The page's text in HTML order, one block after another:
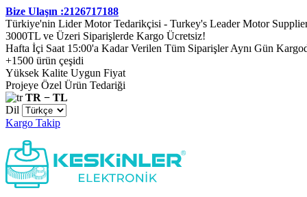
Bize Ulaşın :2126717188
Türkiye'nin Lider Motor Tedarikçisi - Turkey's Leader Motor
3000TL ve Üzeri Siparişlerde Kargo Ücretsiz!
Hafta İçi Saat 15:00'a Kadar Verilen Tüm Siparişler Aynı Gün
+1500 ürün çeşidi
Yüksek Kalite Uygun Fiyat
Projeye Özel Ürün Tedariği
TR − TL
Dil
Kargo Takip